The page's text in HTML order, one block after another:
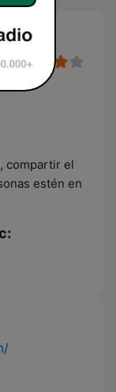
compartir el
estén en